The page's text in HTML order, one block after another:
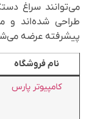
می‌توانند سراغ
طراحی شده‌اند و
پیشرفته عرضه
نام فروشگاه
کامپیوتر پارس